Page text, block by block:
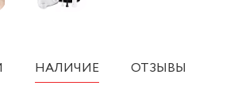
НАЛИЧИЕ ОТЗЫВЫ